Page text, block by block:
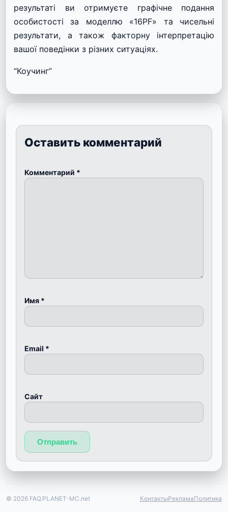
результаті ви отримуєте графічне подання
особистості за моделлю «16PF» та чисельні
результати, а також факторну інтерпретацію
вашої поведінки з різних ситуаціях.
“Коучинг”
Оставить комментарий
Комментарий *
Имя *
Email *
Сайт
© 2026 FAQ.PLANET-MC.net КонтактыРекламаПолитика